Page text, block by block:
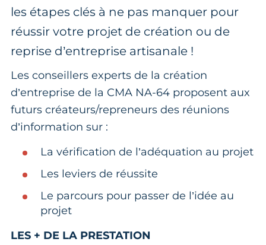
les étapes clés à ne pas manquer pour
réussir votre projet de création ou de
reprise d’entreprise artisanale !
Les conseillers experts de la création
d’entreprise de la CMA NA-64 proposent aux
futurs créateurs/repreneurs des réunions
d’information sur :
La vérification de l’adéquation au projet
Les leviers de réussite
Le parcours pour passer de l’idée au
projet
LES + DE LA PRESTATION